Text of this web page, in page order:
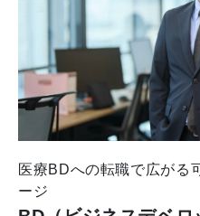
医療BDへの転職で広がる
ージ